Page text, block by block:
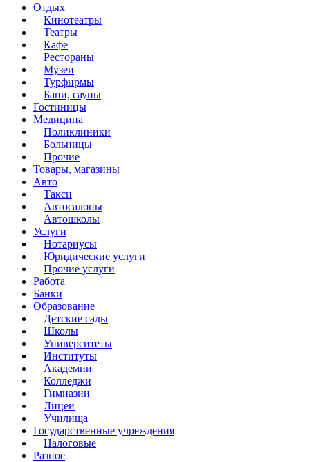
Отдых
Кинотеатры
Театры
Кафе
Рестораны
Музеи
Турфирмы
Бани, сауны
Гостиницы
Медицина
Поликлиники
Больницы
Прочие
Товары, магазины
Авто
Такси
Автосалоны
Автошколы
Услуги
Нотариусы
Юридические услуги
Прочие услуги
Работа
Банки
Образование
Детские сады
Школы
Университеты
Институты
Академии
Колледжи
Гимназии
Лицеи
Училища
Государственные учреждения
Налоговые
Разное